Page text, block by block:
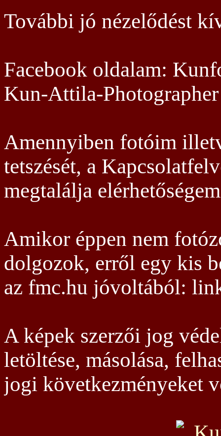
További jó nézelődést
Facebook oldalam:
Kun-Attila-Photographer
Amennyiben fotóim
tetszését, a
megtalálja
Amikor éppen nem
dolgozok, erről egy kis
az fmc.hu jóvoltából:
A képek szerzői jog
letöltése, másolása,
jogi következményeket